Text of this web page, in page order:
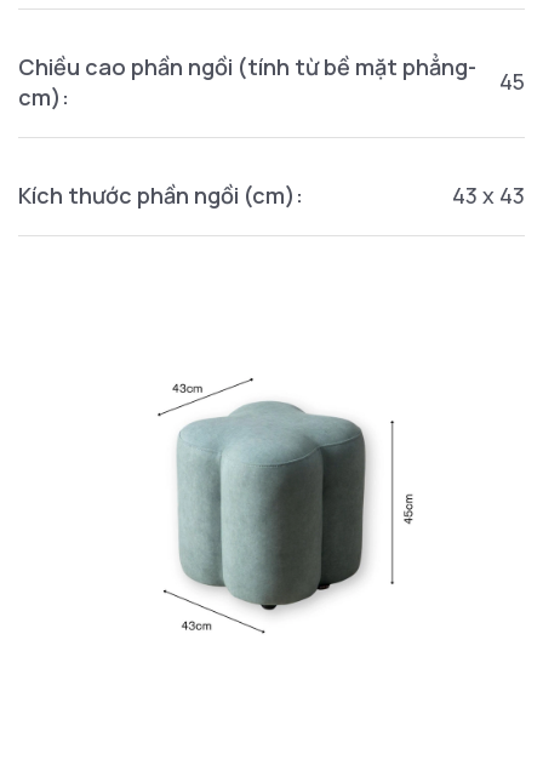
Chiều cao phần ngồi (tính từ bề mặt phẳng-
cm):
45
Kích thước phần ngồi (cm): 43 x 43